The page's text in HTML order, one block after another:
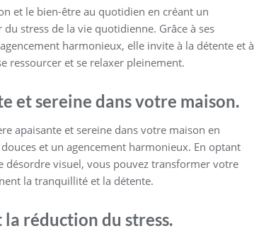
et le bien-être au quotidien en créant un
stress de la vie quotidienne. Grâce à ses
harmonieux, elle invite à la détente et à
ressourcer et se relaxer pleinement.
et sereine dans votre maison.
apaisante et sereine dans votre maison en
et un agencement harmonieux. En optant
visuel, vous pouvez transformer votre
la tranquillité et la détente.
réduction du stress.